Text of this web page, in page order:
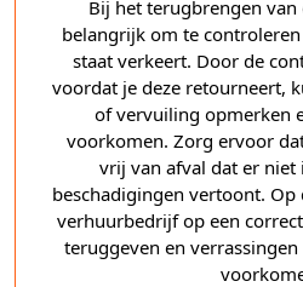
Bij het terugbrengen
belangrijk om te
staat verkeert. Door de
voordat je deze retourneert,
of vervuiling opmerken
voorkomen. Zorg ervoor
vrij van afval dat er niet
beschadigingen vertoont.
verhuurbedrijf op een
teruggeven en